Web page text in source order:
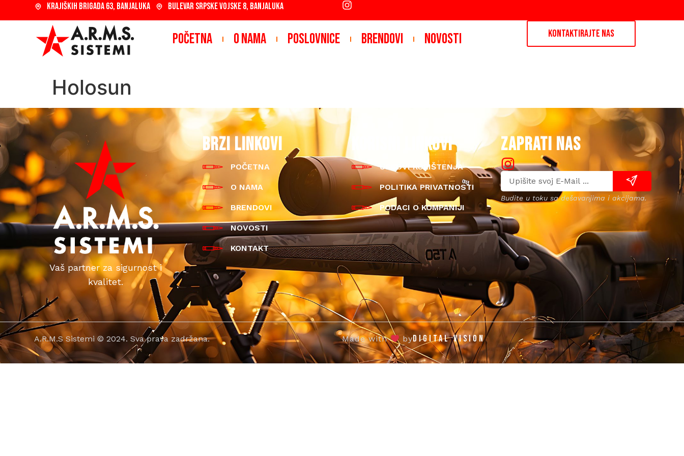
KRAJIŠKIH BRIGADA 63, BANJALUKA BULEVAR SRPSKE VOJSKE 8, BANJALUKA
POČETNA O NAMA POSLOVNICE BRENDOVI NOVOSTI KONTAKTIRAJTE NAS
Holosun
Vaš partner za sigurnost i
kvalitet.
BRZI LINKOVI
POČETNA
O NAMA
BRENDOVI
NOVOSTI
KONTAKT
KORISNI LINKOVI
USLOVI KORIŠTENJA
POLITIKA PRIVATNOSTI
PODACI O KOMPANIJI
ZAPRATI NAS
Budite u toku sa dešavanjima i akcijama.
A.R.M.S Sistemi © 2024. Sva prava zadržana. Made with byDIGITAL VISION